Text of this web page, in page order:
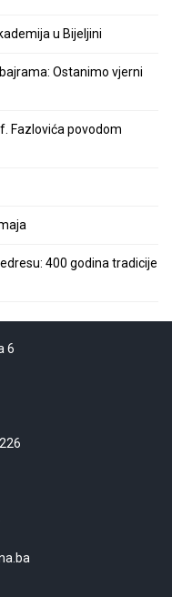
u Bijeljini
Ostanimo vjerni
Fazlovića povodom
400 godina tradicije
6